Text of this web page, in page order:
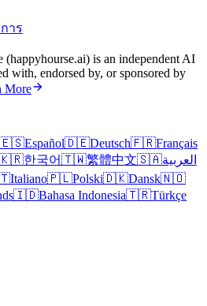
าร
is an independent AI
with, endorsed by, or sponsored by
More
🇪🇸Español🇩🇪Deutsch🇫🇷Français
한국어🇹🇼繁體中文🇸🇦العربية
Italiano🇵🇱Polski🇩🇰Dansk🇳🇴
🇮🇩Bahasa Indonesia🇹🇷Türkçe